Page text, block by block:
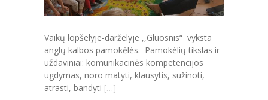
---- Privačių interesų derinimas
-- Pranešėjų apsauga
---- Pranešėjų apsauga
-- Administracinė informacija
Vaikų lopšelyje-darželyje ,,Gluosnis“ vyksta
anglų kalbos pamokėlės. Pamokėlių tikslas ir
uždaviniai: komunikacinės kompetencijos
ugdymas, noro matyti, klausytis, sužinoti,
atrasti, bandyti […]